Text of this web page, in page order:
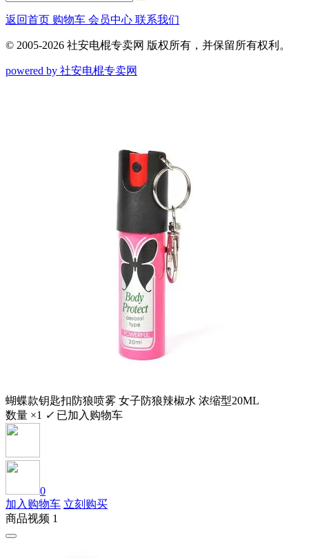
返回首页 购物车 会员中心 联系我们
© 2005-2026 社安电棍专卖网 版权所有，并保留所有权利。
powered by 社安电棍专卖网
蝴蝶款钥匙扣防狼喷雾 女子防狼辣椒水 浓缩型20ML
数量 ×1 ✓ 已加入购物车
0
加入购物车 立刻购买
商品视频 1